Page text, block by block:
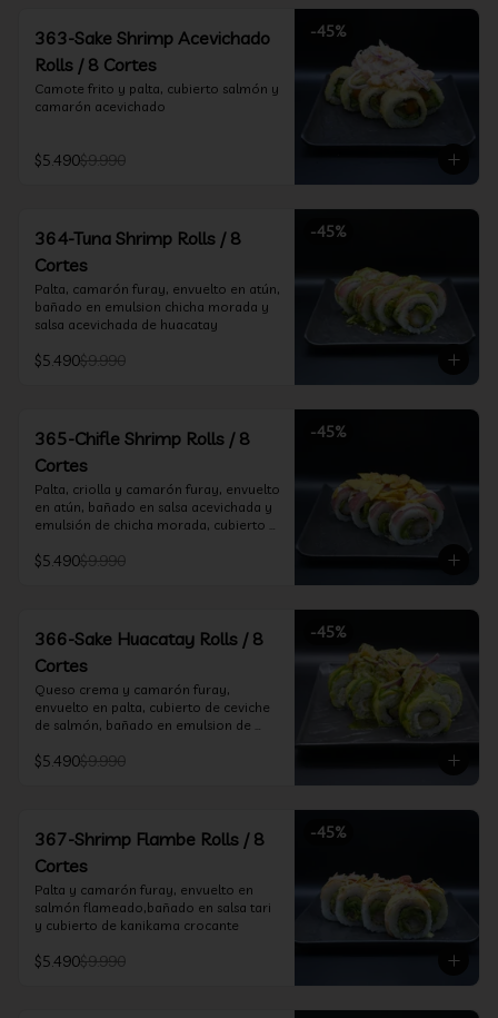
-45%
363-Sake Shrimp Acevichado
Rolls / 8 Cortes
Camote frito y palta, cubierto salmón y
camarón acevichado
$5.490$9.990
-45%
364-Tuna Shrimp Rolls / 8
Cortes
Palta, camarón furay, envuelto en atún,
bañado en emulsion chicha morada y
salsa acevichada de huacatay
$5.490$9.990
-45%
365-Chifle Shrimp Rolls / 8
Cortes
Palta, criolla y camarón furay, envuelto
en atún, bañado en salsa acevichada y
emulsión de chicha morada, cubierto
$5.490$9.990
-45%
366-Sake Huacatay Rolls / 8
Cortes
Queso crema y camarón furay,
envuelto en palta, cubierto de ceviche
de salmón, bañado en emulsion de
$5.490$9.990
-45%
367-Shrimp Flambe Rolls / 8
Cortes
Palta y camarón furay, envuelto en
salmón flameado,bañado en salsa tari
y cubierto de kanikama crocante
$5.490$9.990